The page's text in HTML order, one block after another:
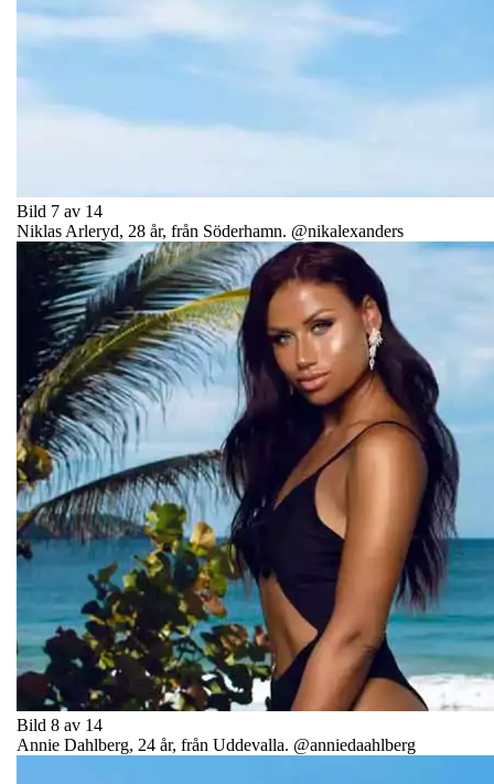
Bild 7 av 14
Niklas Arleryd, 28 år, från Söderhamn. @nikalexanders
Bild 8 av 14
Annie Dahlberg, 24 år, från Uddevalla. @anniedaahlberg